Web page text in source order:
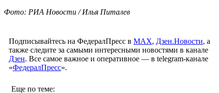
Фото: РИА Новости / Илья Питалев
Подписывайтесь на ФедералПресс в МАХ, Дзен.Новости, а
также следите за самыми интересными новостями в канале
Дзен. Все самое важное и оперативное — в telegram-канале
«ФедералПресс».
Еще по теме: